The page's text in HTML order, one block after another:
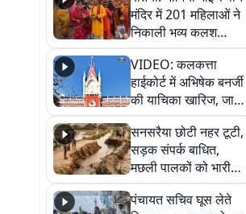
मंदिर में 201 महिलाओं ने
निकाली भव्य कलश
शोभायात्रा, शिवलिंग
प्राण-प्रतिष्ठा महोत्सव
शुरू
VIDEO: कलकत्ता
हाईकोर्ट में अभिषेक बनर्जी
की याचिका खारिज, जानें
क्या है पूरा मामला
सनसरैया छोटी नहर टूटी,
सड़क संपर्क बाधित,
मछली पालकों को भारी
नुकसान
पंचायत सचिव घूस लेते